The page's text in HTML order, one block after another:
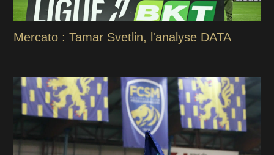
Mercato : Tamar Svetlin, l'analyse DATA